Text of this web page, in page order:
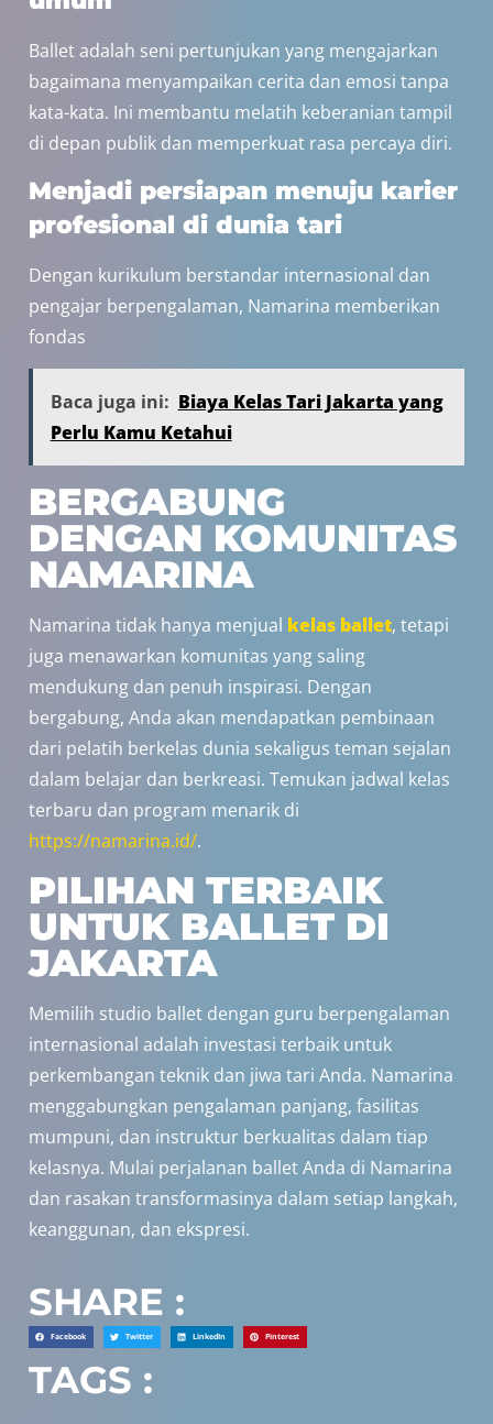
Ballet adalah seni pertunjukan yang mengajarkan
bagaimana menyampaikan cerita dan emosi tanpa
kata-kata. Ini membantu melatih keberanian tampil
di depan publik dan memperkuat rasa percaya diri.
Menjadi persiapan menuju karier
profesional di dunia tari
Dengan kurikulum berstandar internasional dan
pengajar berpengalaman, Namarina memberikan
fondas
Baca juga ini: Biaya Kelas Tari Jakarta yang
Perlu Kamu Ketahui
BERGABUNG
DENGAN KOMUNITAS
NAMARINA
Namarina tidak hanya menjual kelas ballet, tetapi
juga menawarkan komunitas yang saling
mendukung dan penuh inspirasi. Dengan
bergabung, Anda akan mendapatkan pembinaan
dari pelatih berkelas dunia sekaligus teman sejalan
dalam belajar dan berkreasi. Temukan jadwal kelas
terbaru dan program menarik di
https://namarina.id/.
PILIHAN TERBAIK
UNTUK BALLET DI
JAKARTA
Memilih studio ballet dengan guru berpengalaman
internasional adalah investasi terbaik untuk
perkembangan teknik dan jiwa tari Anda. Namarina
menggabungkan pengalaman panjang, fasilitas
mumpuni, dan instruktur berkualitas dalam tiap
kelasnya. Mulai perjalanan ballet Anda di Namarina
dan rasakan transformasinya dalam setiap langkah,
keanggunan, dan ekspresi.
SHARE :
Facebook Twitter LinkedIn Pinterest
TAGS :